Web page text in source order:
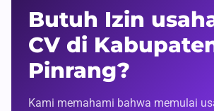
Butuh Izin
CV di
Pinrang?
Kami memahami bahwa memulai